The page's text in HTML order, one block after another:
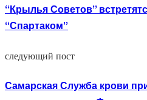
“Крылья Советов”
“Спартаком”
следующий пост
Самарская Служба крови